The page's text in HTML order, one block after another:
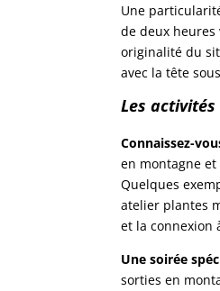
Une
de deux heures
originalité du
avec la tête
Les
Connaissez-
en montagne
Quelques
atelier plantes
et la connexion
Une soirée
sorties en